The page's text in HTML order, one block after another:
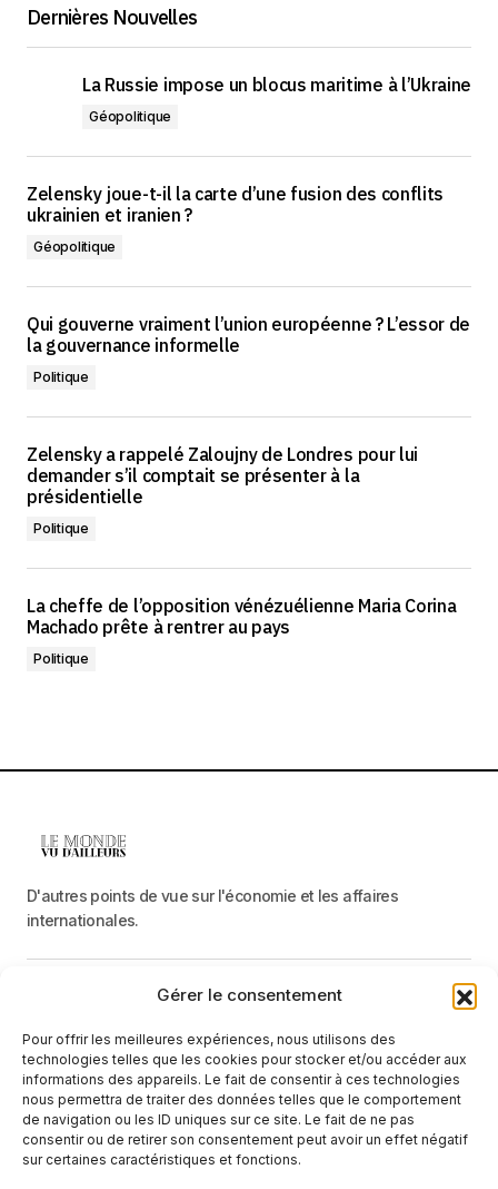
Gérer le consentement
Pour offrir les meilleures expériences, nous utilisons des
technologies telles que les cookies pour stocker et/ou accéder aux
informations des appareils. Le fait de consentir à ces technologies
nous permettra de traiter des données telles que le comportement
de navigation ou les ID uniques sur ce site. Le fait de ne pas
consentir ou de retirer son consentement peut avoir un effet négatif
sur certaines caractéristiques et fonctions.
Dernières Nouvelles
La Russie impose un blocus maritime à l’Ukraine
Géopolitique
Zelensky joue-t-il la carte d’une fusion des conflits
ukrainien et iranien ?
Géopolitique
Qui gouverne vraiment l’union européenne ? L’essor de
la gouvernance informelle
Politique
Zelensky a rappelé Zaloujny de Londres pour lui
demander s’il comptait se présenter à la
présidentielle
Politique
La cheffe de l’opposition vénézuélienne Maria Corina
Machado prête à rentrer au pays
Politique
D'autres points de vue sur l'économie et les affaires
internationales.
Catégories
Recevez une information neutre et factuelle
E-mail